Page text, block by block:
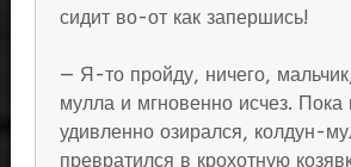
сидит во-от как запершись!
— Я-то пройду, ничего,
мулла и мгновенно исчез.
удивленно озирался, колдун-
превратился в крохотную